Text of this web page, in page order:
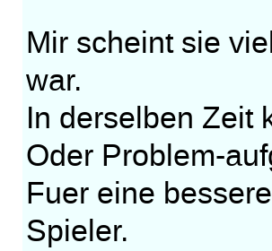
Mir scheint sie
war.
In derselben Zeit
Oder Problem-
Fuer eine
Spieler.